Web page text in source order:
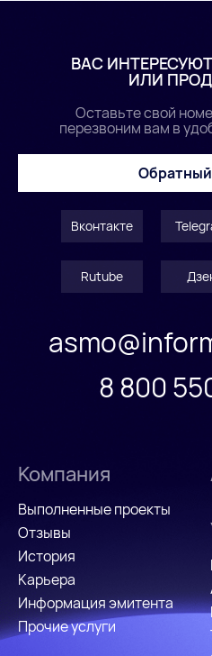
ВАС
ИЛИ
Оставьте свой
перезвоним вам в
Вконтакте
Rutube
8 800
Компания
Выполненные проекты
Отзывы
История
Карьера
Информация эмитента
Прочие услуги